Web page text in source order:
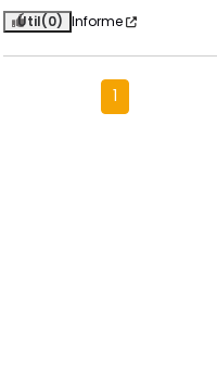
Útil(0) Informe
1